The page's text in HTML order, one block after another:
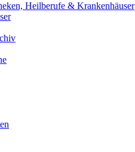
Heilberufe & Krankenhäuser